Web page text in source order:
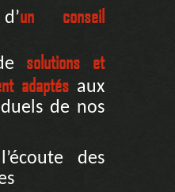
un conseil
solutions et
adaptés aux
de nos
des